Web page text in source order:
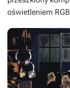
oświetleniem